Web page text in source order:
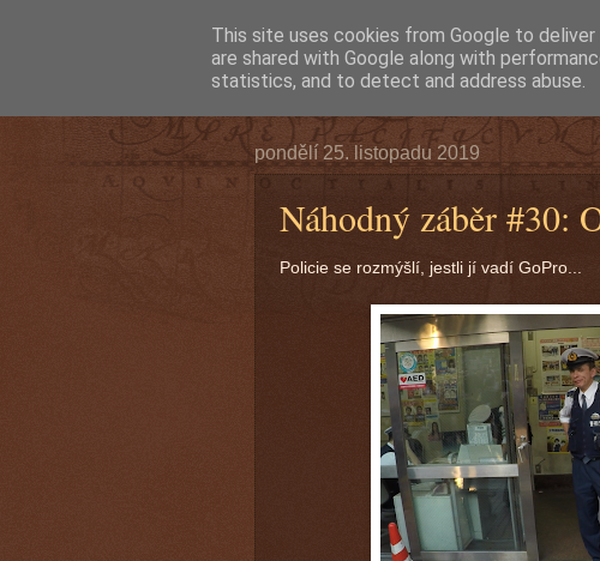
pondělí 25. listopadu 2019
Náhodný záběr #30:
Policie se rozmýšlí, jestli jí vadí GoPro...
This site uses cookies from Google to
are shared with Google along with
statistics, and to detect and address abuse.